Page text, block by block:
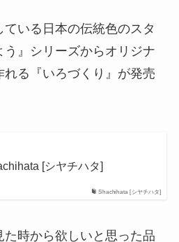
いる日本の伝統色のスタ
う』シリーズからオリジナ
る『いろづくり』が発売
Shachihata [シヤチハタ]
[シヤチハタ]
時から欲しいと思った品